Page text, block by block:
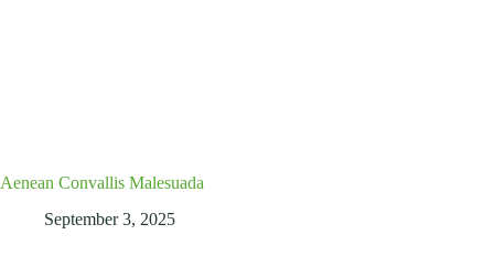
Aenean Convallis Malesuada
September 3, 2025